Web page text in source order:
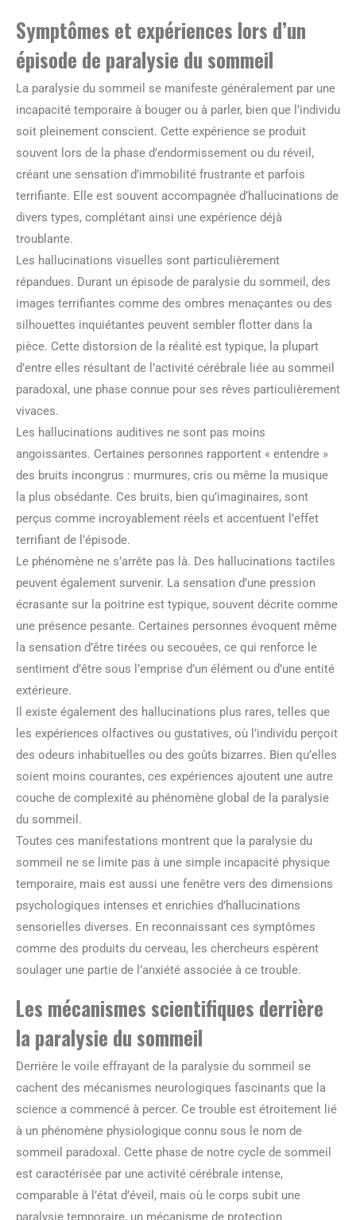
Symptômes et expériences lors d’un
épisode de paralysie du sommeil
La paralysie du sommeil se manifeste généralement par une
incapacité temporaire à bouger ou à parler, bien que l’individu
soit pleinement conscient. Cette expérience se produit
souvent lors de la phase d’endormissement ou du réveil,
créant une sensation d’immobilité frustrante et parfois
terrifiante. Elle est souvent accompagnée d’hallucinations de
divers types, complétant ainsi une expérience déjà
troublante.
Les hallucinations visuelles sont particulièrement
répandues. Durant un épisode de paralysie du sommeil, des
images terrifiantes comme des ombres menaçantes ou des
silhouettes inquiétantes peuvent sembler flotter dans la
pièce. Cette distorsion de la réalité est typique, la plupart
d’entre elles résultant de l’activité cérébrale liée au sommeil
paradoxal, une phase connue pour ses rêves particulièrement
vivaces.
Les hallucinations auditives ne sont pas moins
angoissantes. Certaines personnes rapportent « entendre »
des bruits incongrus : murmures, cris ou même la musique
la plus obsédante. Ces bruits, bien qu’imaginaires, sont
perçus comme incroyablement réels et accentuent l’effet
terrifiant de l’épisode.
Le phénomène ne s’arrête pas là. Des hallucinations tactiles
peuvent également survenir. La sensation d’une pression
écrasante sur la poitrine est typique, souvent décrite comme
une présence pesante. Certaines personnes évoquent même
la sensation d’être tirées ou secouées, ce qui renforce le
sentiment d’être sous l’emprise d’un élément ou d’une entité
extérieure.
Il existe également des hallucinations plus rares, telles que
les expériences olfactives ou gustatives, où l’individu perçoit
des odeurs inhabituelles ou des goûts bizarres. Bien qu’elles
soient moins courantes, ces expériences ajoutent une autre
couche de complexité au phénomène global de la paralysie
du sommeil.
Toutes ces manifestations montrent que la paralysie du
sommeil ne se limite pas à une simple incapacité physique
temporaire, mais est aussi une fenêtre vers des dimensions
psychologiques intenses et enrichies d’hallucinations
sensorielles diverses. En reconnaissant ces symptômes
comme des produits du cerveau, les chercheurs espèrent
soulager une partie de l’anxiété associée à ce trouble.
Les mécanismes scientifiques derrière
la paralysie du sommeil
Derrière le voile effrayant de la paralysie du sommeil se
cachent des mécanismes neurologiques fascinants que la
science a commencé à percer. Ce trouble est étroitement lié
à un phénomène physiologique connu sous le nom de
sommeil paradoxal. Cette phase de notre cycle de sommeil
est caractérisée par une activité cérébrale intense,
comparable à l’état d’éveil, mais où le corps subit une
paralysie temporaire, un mécanisme de protection